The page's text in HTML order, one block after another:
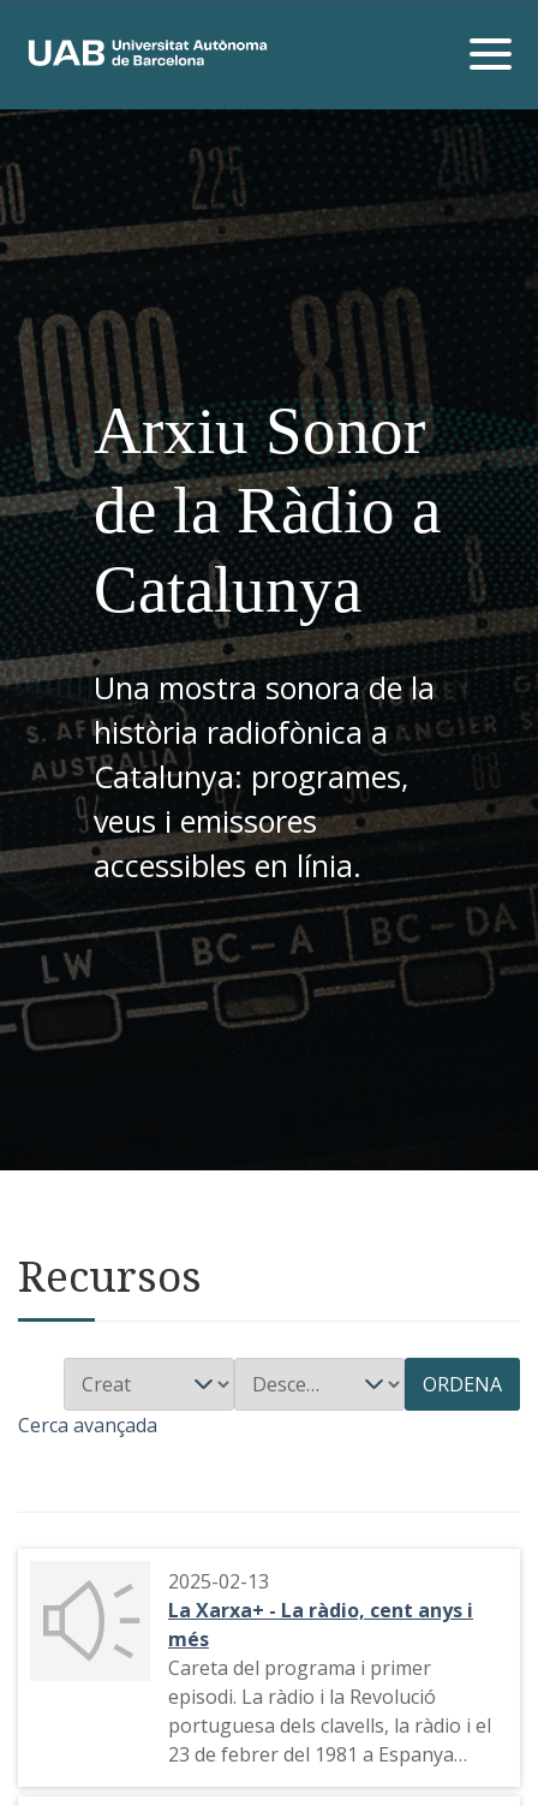
Arxiu Sonor
de la Ràdio a
Catalunya
Una mostra sonora de la
història radiofònica a
Catalunya: programes,
veus i emissores
accessibles en línia.
Recursos
ORDENA
Cerca avançada
2025-02-13
La Xarxa+ - La ràdio, cent anys i
més
Careta del programa i primer
episodi. La ràdio i la Revolució
portuguesa dels clavells, la ràdio i el
23 de febrer del 1981 a Espanya
quan va havier-hi un intent de cop